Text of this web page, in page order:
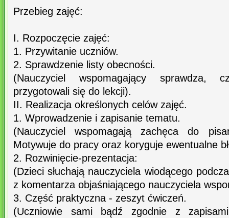
Przebieg zajęć:
I. Rozpoczęcie zajęć:
1. Przywitanie uczniów.
2. Sprawdzenie listy obecności.
(Nauczyciel wspomagający sprawdza,
przygotowali się do lekcji).
II. Realizacja określonych celów zajęć.
1. Wprowadzenie i zapisanie tematu.
(Nauczyciel wspomagają zachęca do
Motywuje do pracy oraz koryguje ewentualne
2. Rozwinięcie-prezentacja:
(Dzieci słuchają nauczyciela wiodącego
z komentarza objaśniającego nauczyciela
3. Część praktyczna - zeszyt ćwiczeń.
(Uczniowie sami bądź zgodnie z